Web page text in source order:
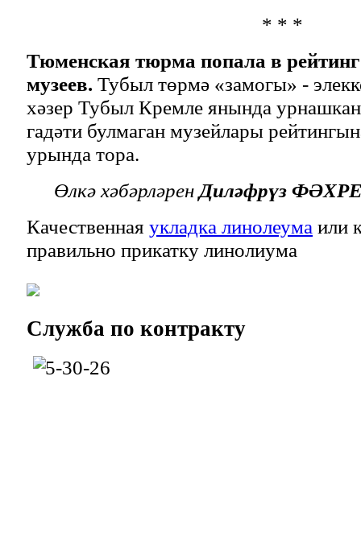
* * *
Тюменская тюрма попала в
музеев. Тубыл төрмә «замогы» -
хәзер Тубыл Кремле янында
гадәти булмаган музейлары
урында тора.
Өлкә хәбәрләрен Диләфрүз
Качественная укладка линолеума или
правильно прикатку линолиума
Служба по контракту